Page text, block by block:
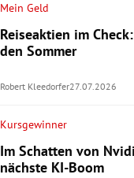
Mein Geld
Reiseaktien im
den Sommer
Robert Kleedorfer27.07.2026
Kursgewinner
Im Schatten von
nächste KI-Boom